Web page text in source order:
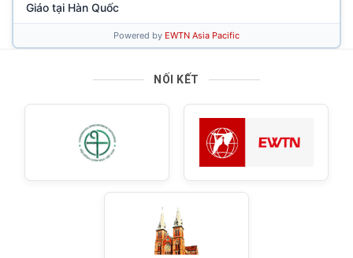
NỐI KẾT